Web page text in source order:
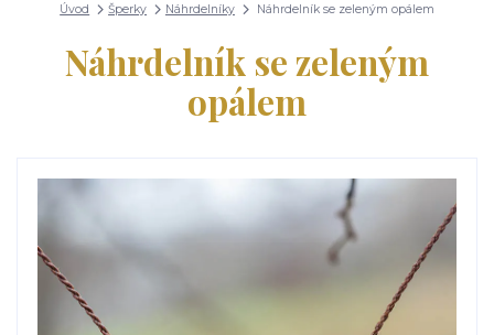
Úvod Šperky Náhrdelníky Náhrdelník se zeleným opálem
Náhrdelník se zeleným
opálem